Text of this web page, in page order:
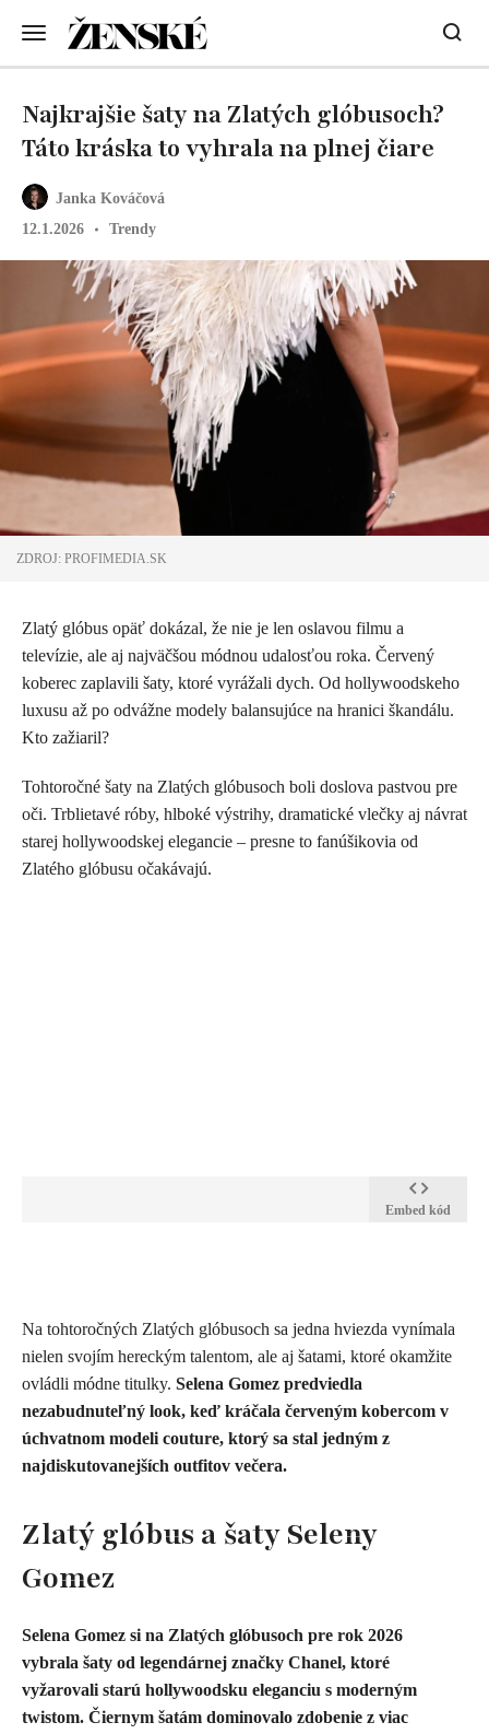
Janka Kováčová
12.1.2026
Trendy
Najkrajšie šaty na Zlatých glóbusoch?
Táto kráska to vyhrala na plnej čiare
ZDROJ: PROFIMEDIA.SK
Zlatý glóbus opäť dokázal, že nie je len oslavou filmu a
televízie, ale aj najväčšou módnou udalosťou roka. Červený
koberec zaplavili šaty, ktoré vyrážali dych. Od hollywoodskeho
luxusu až po odvážne modely balansujúce na hranici škandálu.
Kto zažiaril?
Tohtoročné šaty na Zlatých glóbusoch boli doslova pastvou pre
oči. Trblietavé róby, hlboké výstrihy, dramatické vlečky aj návrat
starej hollywoodskej elegancie – presne to fanúšikovia od
Zlatého glóbusu očakávajú.
Embed kód
Na tohtoročných Zlatých glóbusoch sa jedna hviezda vynímala
nielen svojím hereckým talentom, ale aj šatami, ktoré okamžite
ovládli módne titulky. Selena Gomez predviedla
nezabudnuteľný look, keď kráčala červeným kobercom v
úchvatnom modeli couture, ktorý sa stal jedným z
najdiskutovanejších outfitov večera.
Zlatý glóbus a šaty Seleny
Gomez
Selena Gomez si na Zlatých glóbusoch pre rok 2026
vybrala šaty od legendárnej značky Chanel, ktoré
vyžarovali starú hollywoodsku eleganciu s moderným
twistom. Čiernym šatám dominovalo zdobenie z viac